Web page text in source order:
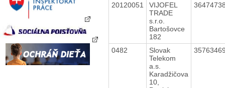
20120051
VIJOFEL
TRADE
s.r.o.
Bartošovce
182
0482
Slovak
Telekom
a.s.
Karadžičova
10,